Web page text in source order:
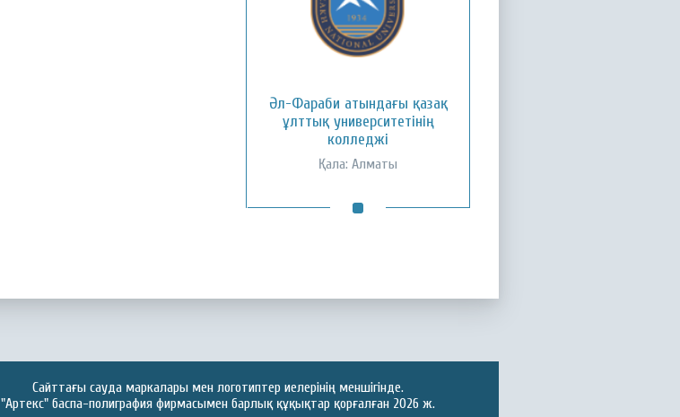
Әл-Фараби атындағы қазақ
ұлттық университетінің
колледжі
Қала: Алматы
Сайттағы сауда маркалары мен логотиптер иелерінің меншігінде.
"Артекс" баспа-полиграфия фирмасымен барлық құқықтар қорғалған 2026 ж.